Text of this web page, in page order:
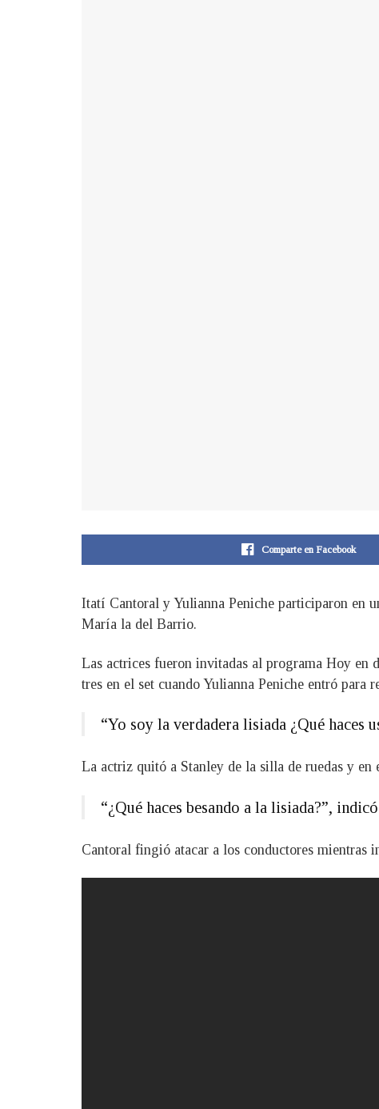
Comparte en Facebook
Itatí Cantoral y Yulianna Peniche participaron en
María la del Barrio.
Las actrices fueron invitadas al programa Hoy en
tres en el set cuando Yulianna Peniche entró para
“Yo soy la verdadera lisiada ¿Qué haces
La actriz quitó a Stanley de la silla de ruedas y
“¿Qué haces besando a la lisiada?”,
Cantoral fingió atacar a los conductores mientras